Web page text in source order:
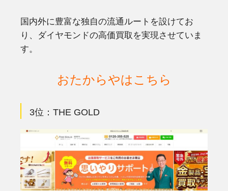
国内外に豊富な独自の流通ルートを設けてお
り、ダイヤモンドの高価買取を実現させていま
す。
おたからやはこちら
3位：THE GOLD